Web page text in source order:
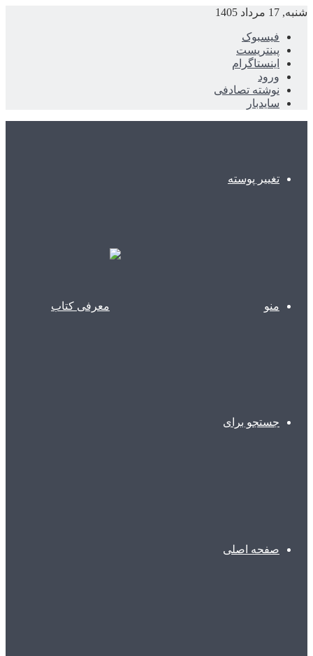
شنبه, 17 مرداد 1405
فیسبوک
پینتریست
اینستاگرام
ورود
نوشته تصادفی
سایدبار
تغییر پوسته
منو
جستجو برای
صفحه اصلی